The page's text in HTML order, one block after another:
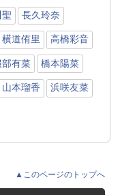
長久玲奈
横道侑里 高橋彩音
部有菜 橋本陽菜
山本瑠香 浜咲友菜
▲このページのトップへ